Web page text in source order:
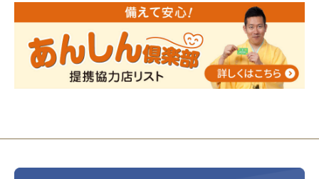
人形供養 寄付のご報告
2023/12/16終活なるほど教室＠小さな家族葬ハウ
ス®上鶴間 エンディングノートを書いてみよう！
2023/11/29 永田屋創業110周年記念式典 レンブラ
ントホテル東京町田